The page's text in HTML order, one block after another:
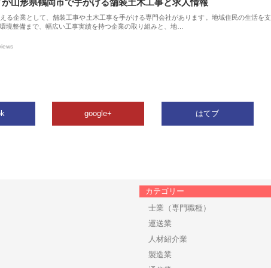
山形県鶴岡市で手がける舗装土木工事と求人情報
る企業として、舗装工事や土木工事を手がける専門会社があります。地域住民の生活を支
境整備まで、幅広い工事実績を持つ企業の取り組みと、地…
google+ はてブ
カテゴリー
士業（専門職種）
運送業
人材紹介業
製造業